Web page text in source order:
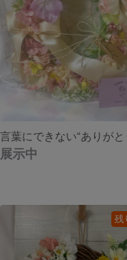
展示中
残